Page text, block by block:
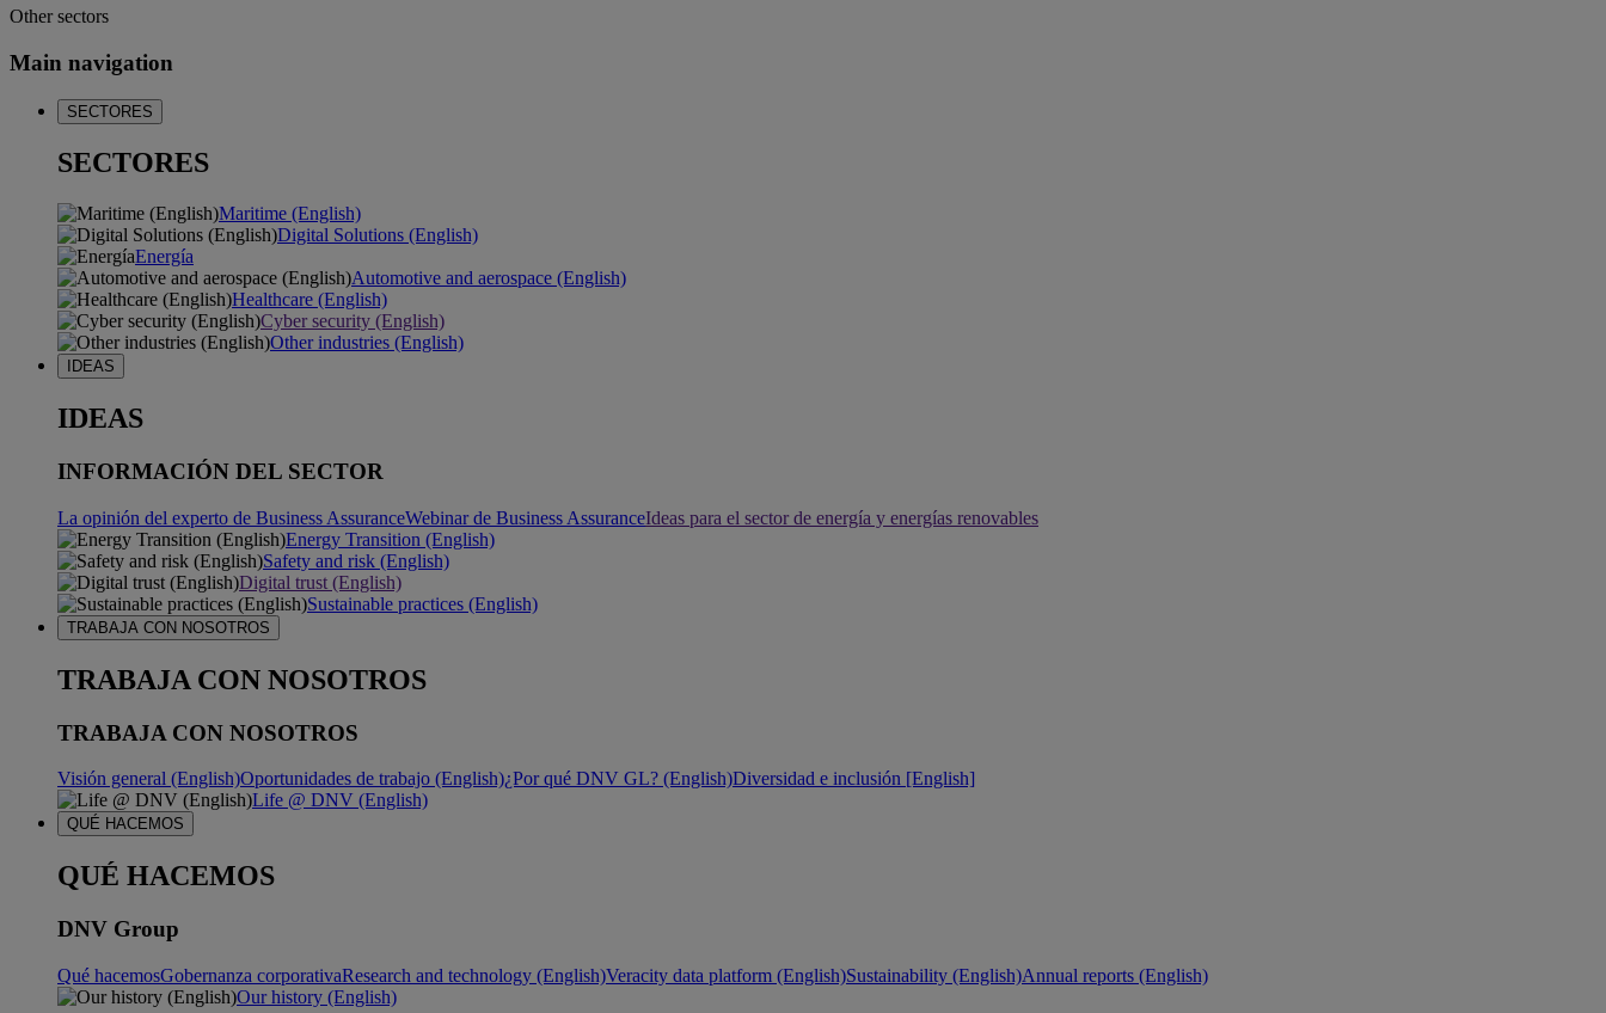
Other sectors
Main navigation
SECTORES
SECTORES
Maritime (English)
Digital Solutions (English)
Energía
Automotive and aerospace (English)
Healthcare (English)
Cyber security (English)
Other industries (English)
IDEAS
IDEAS
INFORMACIÓN DEL SECTOR
La opinión del experto de Business AssuranceWebinar de Business AssuranceIdeas para el sector de energía y energías renovables
Energy Transition (English)
Safety and risk (English)
Digital trust (English)
Sustainable practices (English)
TRABAJA CON NOSOTROS
TRABAJA CON NOSOTROS
TRABAJA CON NOSOTROS
Visión general (English)Oportunidades de trabajo (English)¿Por qué DNV GL? (English)Diversidad e inclusión [English]
Life @ DNV (English)
QUÉ HACEMOS
QUÉ HACEMOS
DNV Group
Qué hacemosGobernanza corporativaResearch and technology (English)Veracity data platform (English)Sustainability (English)Annual reports (English)
Our history (English)